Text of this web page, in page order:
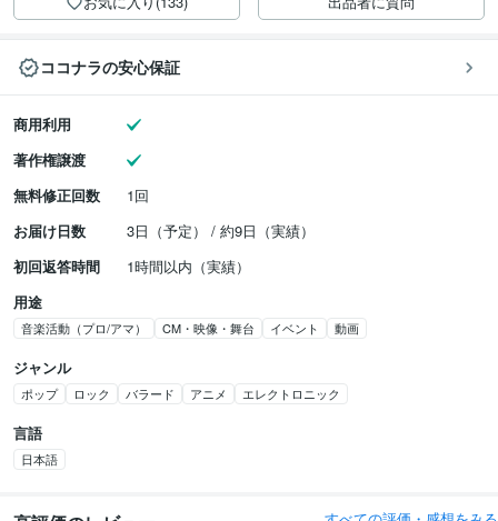
ココナラの安心保証
商用利用
著作権譲渡
無料修正回数
1回
お届け日数
3日（予定） / 約9日（実績）
初回返答時間
1時間以内（実績）
用途
音楽活動（プロ/アマ） CM・映像・舞台 イベント 動画
ジャンル
ポップ ロック バラード アニメ エレクトロニック
言語
日本語